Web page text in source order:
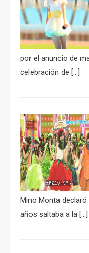
por el anuncio de
celebración de […]
Mino Monta
años saltaba a la […]